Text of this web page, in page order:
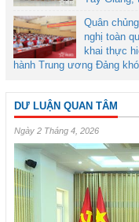
Quân
nghị toàn
khai thực
hành Trung ương Đảng
DƯ LUẬN QUAN TÂM
Ngày 2 Tháng 4, 2026